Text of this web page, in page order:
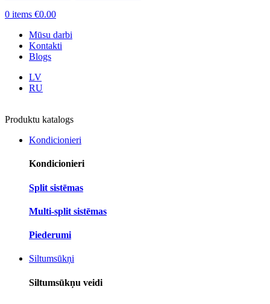
0 items €0.00
Mūsu darbi
Kontakti
Blogs
LV
RU
Produktu katalogs
Kondicionieri
Kondicionieri
Split sistēmas
Multi-split sistēmas
Piederumi
Siltumsūkņi
Siltumsūkņu veidi